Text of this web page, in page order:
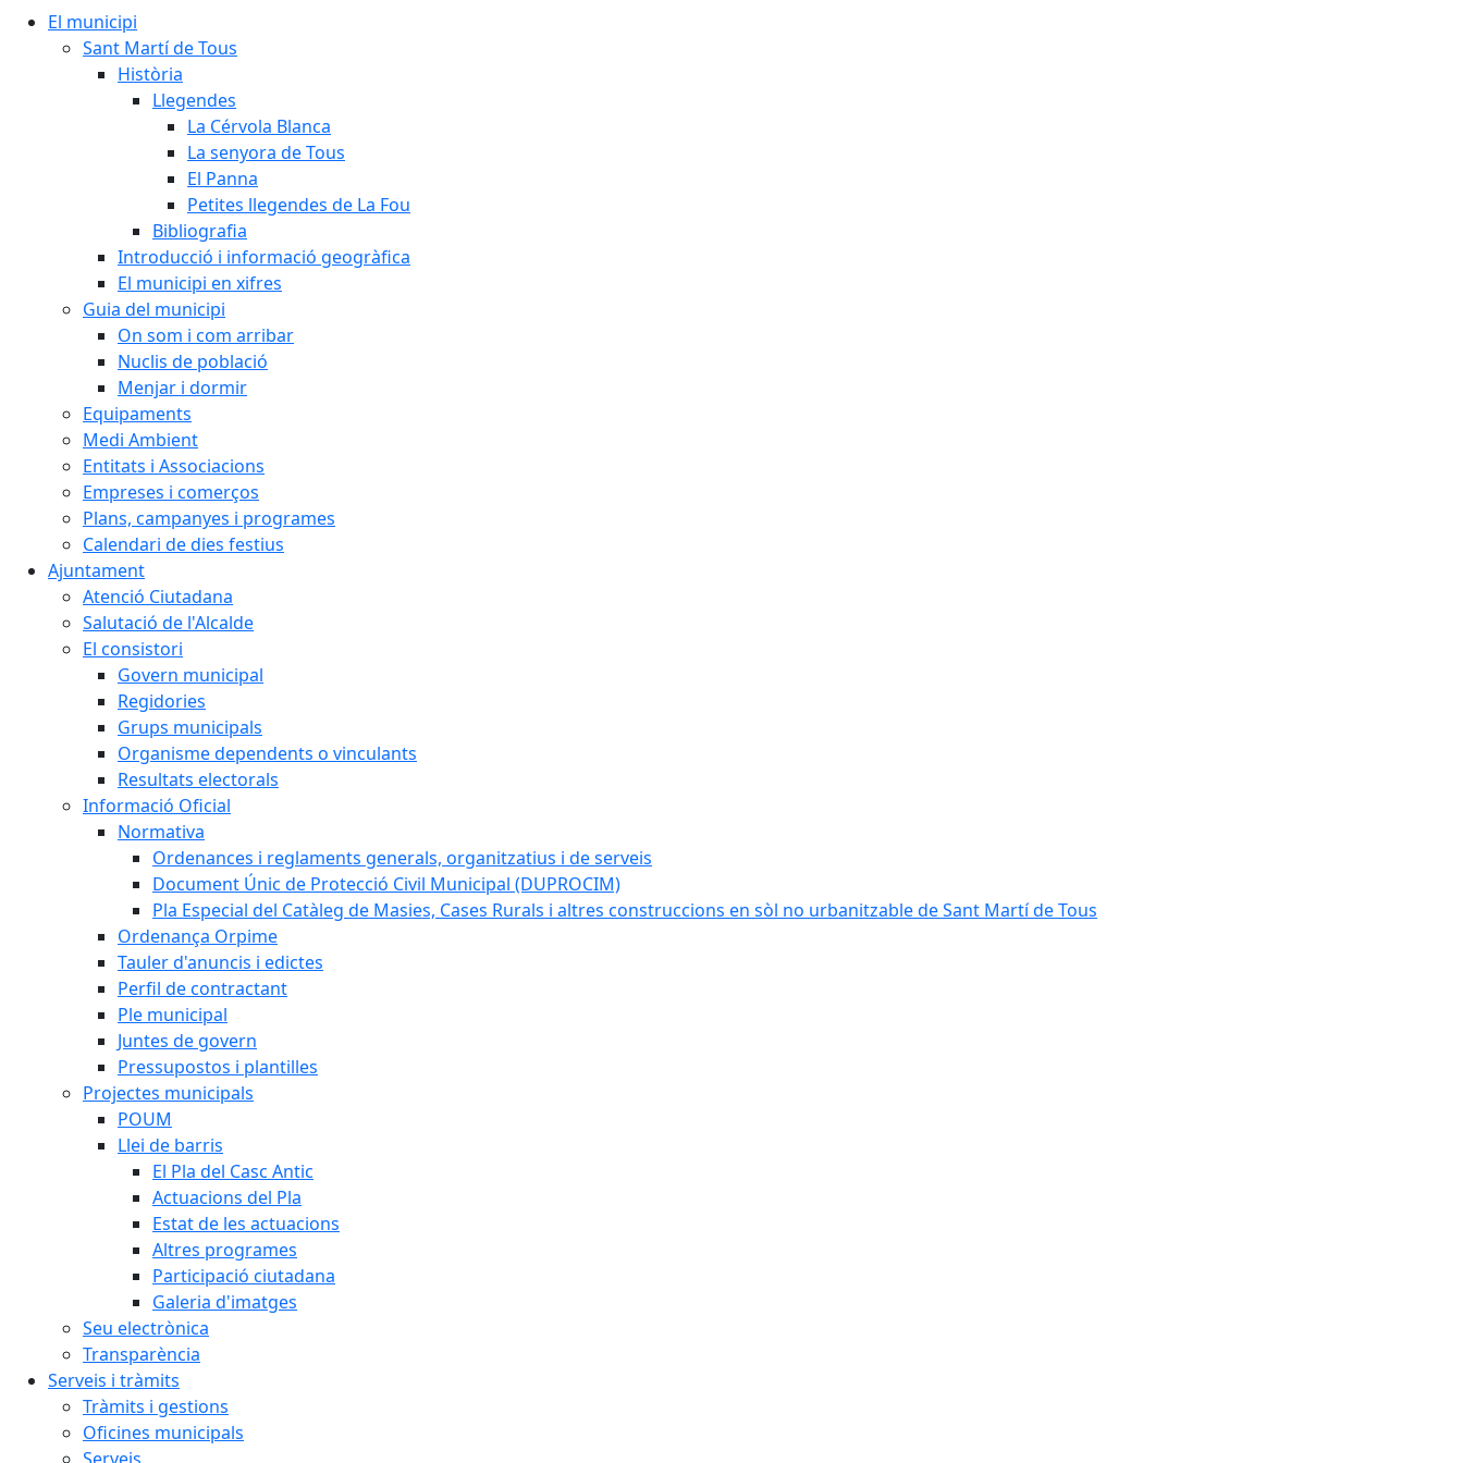
El municipi
Sant Martí de Tous
Història
Llegendes
La Cérvola Blanca
La senyora de Tous
El Panna
Petites llegendes de La Fou
Bibliografia
Introducció i informació geogràfica
El municipi en xifres
Guia del municipi
On som i com arribar
Nuclis de població
Menjar i dormir
Equipaments
Medi Ambient
Entitats i Associacions
Empreses i comerços
Plans, campanyes i programes
Calendari de dies festius
Ajuntament
Atenció Ciutadana
Salutació de l'Alcalde
El consistori
Govern municipal
Regidories
Grups municipals
Organisme dependents o vinculants
Resultats electorals
Informació Oficial
Normativa
Ordenances i reglaments generals, organitzatius i de serveis
Document Únic de Protecció Civil Municipal (DUPROCIM)
Pla Especial del Catàleg de Masies, Cases Rurals i altres construccions en sòl no urbanitzable de Sant Martí de Tous
Ordenança Orpime
Tauler d'anuncis i edictes
Perfil de contractant
Ple municipal
Juntes de govern
Pressupostos i plantilles
Projectes municipals
POUM
Llei de barris
El Pla del Casc Antic
Actuacions del Pla
Estat de les actuacions
Altres programes
Participació ciutadana
Galeria d'imatges
Seu electrònica
Transparència
Serveis i tràmits
Tràmits i gestions
Oficines municipals